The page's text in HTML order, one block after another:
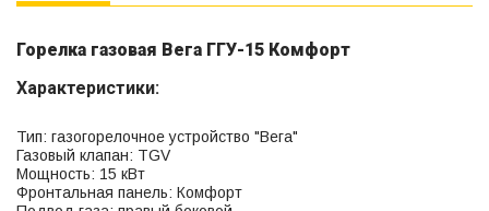
Горелка газовая Вега ГГУ-15 Комфорт
Характеристики:
Тип: газогорелочное устройство "Вега"
Газовый клапан: TGV
Мощность: 15 кВт
Фронтальная панель: Комфорт